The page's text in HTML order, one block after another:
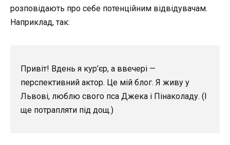
розповідають про себе потенційним відвідувачам.
Наприклад, так:
Привіт! Вдень я кур’єр, а ввечері —
перспективний актор. Це мій блог. Я живу у
Львові, люблю свого пса Джека і Пінаколаду. (І
ще потрапляти під дощ.)